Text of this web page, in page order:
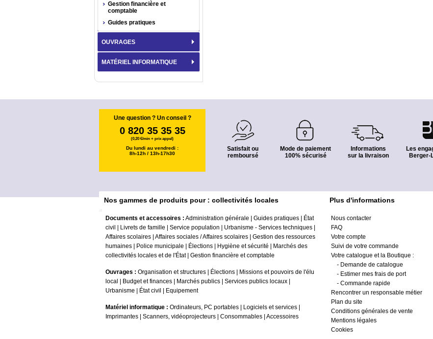
Gestion financière et
comptable
Guides pratiques
OUVRAGES
MATÉRIEL INFORMATIQUE
Une question ? Un conseil ?
0 820 35 35 35
(0,20 €/min + prix appel)
Du lundi au vendredi :
8h-12h / 13h-17h30
Satisfait ou
remboursé
Mode de paiement
100% sécurisé
Informations
sur la livraison
Les
Berger-
Nos gammes de produits pour : collectivités locales
Documents et accessoires : Administration générale Guides pratiques
État
civil
Livrets de famille Service population Urbanisme - Services techniques
Affaires scolaires Affaires sociales / Affaires scolaires
Gestion des ressources
humaines
Police municipale Élections Hygiène et sécurité
Marchés des
collectivités locales et de l'État Gestion financière et comptable
Ouvrages : Organisation et structures Élections
Missions et pouvoirs de l'élu
local
Budget et finances Marchés publics Services publics locaux
Urbanisme
État civil Equipement
Matériel informatique : Ordinateurs, PC portables Logiciels et services
Imprimantes
Scanners, vidéoprojecteurs Consommables Accessoires
Plus d'informations
Nous contacter
FAQ
Votre compte
Suivi de votre commande
Votre catalogue et la Boutique :
- Demande de catalogue
- Estimer mes frais de port
- Commande rapide
Rencontrer un responsable métier
Plan du site
Conditions générales de vente
Mentions légales
Cookies